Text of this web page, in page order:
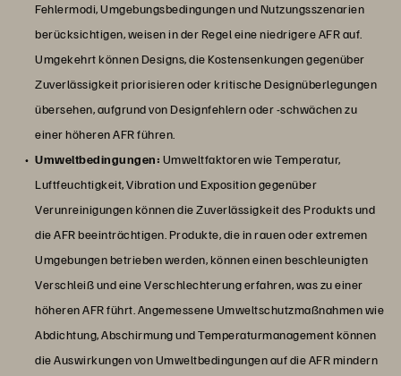
Fehlermodi, Umgebungsbedingungen und Nutzungsszenarien
berücksichtigen, weisen in der Regel eine niedrigere AFR auf.
Umgekehrt können Designs, die Kostensenkungen gegenüber
Zuverlässigkeit priorisieren oder kritische Designüberlegungen
übersehen, aufgrund von Designfehlern oder -schwächen zu
einer höheren AFR führen.
Umweltbedingungen: Umweltfaktoren wie Temperatur,
Luftfeuchtigkeit, Vibration und Exposition gegenüber
Verunreinigungen können die Zuverlässigkeit des Produkts und
die AFR beeinträchtigen. Produkte, die in rauen oder extremen
Umgebungen betrieben werden, können einen beschleunigten
Verschleiß und eine Verschlechterung erfahren, was zu einer
höheren AFR führt. Angemessene Umweltschutzmaßnahmen wie
Abdichtung, Abschirmung und Temperaturmanagement können
die Auswirkungen von Umweltbedingungen auf die AFR mindern